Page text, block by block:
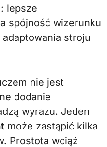
lepsze
spójność wizerunku
stroju
nie jest
dodanie
wyrazu. Jeden
może zastąpić kilka
Prostota wciąż